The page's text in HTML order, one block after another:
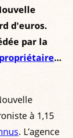
d'euros.
par la
...
à 1,15
. L’agence